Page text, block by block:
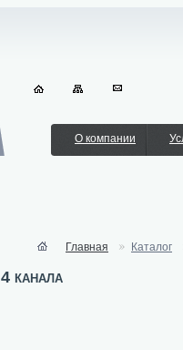
О компании
Главная Каталог
4 канала